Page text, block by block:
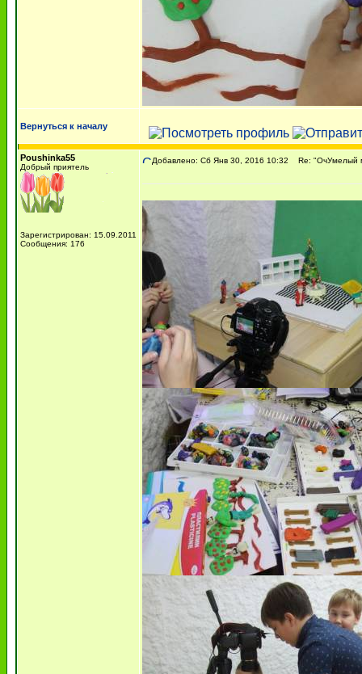
Вернуться к началу
Poushinka55
Добрый приятель
Зарегистрирован: 15.09.2011
Сообщения: 176
Добавлено: Сб Янв 30, 2016 10:32 Re: "ОчУмелый